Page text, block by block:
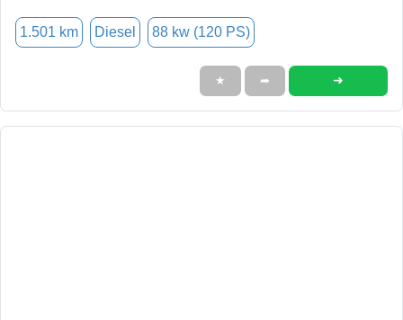
1.501 km Diesel 88 kw (120 PS)
★ ➦ ➜